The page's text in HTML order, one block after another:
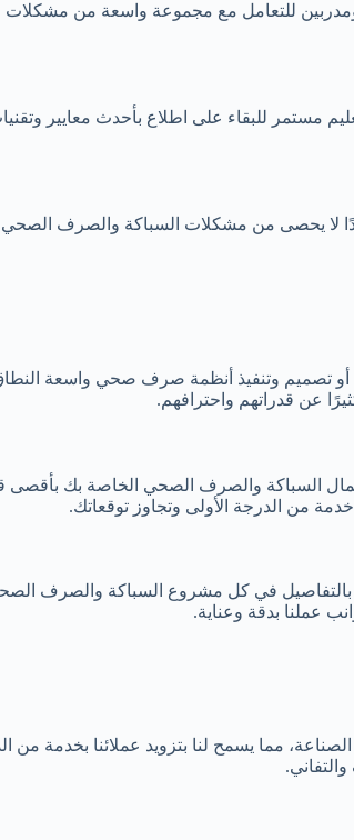
للتعامل مع مجموعة واسعة من مشكلات
للبقاء على اطلاع بأحدث معايير
يحصى من مشكلات السباكة والصرف الصحي
أو تصميم وتنفيذ أنظمة صرف صحي واسعة
عن قدراتهم واحترافهم.
من الدرجة الأولى وتجاوز توقعاتك.
بالتفاصيل في كل مشروع السباكة والصرف
عملنا بدقة وعناية.
مما يسمح لنا بتزويد عملائنا بخدمة